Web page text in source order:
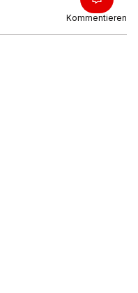
Kommentieren